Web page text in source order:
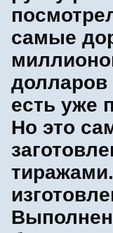
самые
долларов
есть уже
Но это